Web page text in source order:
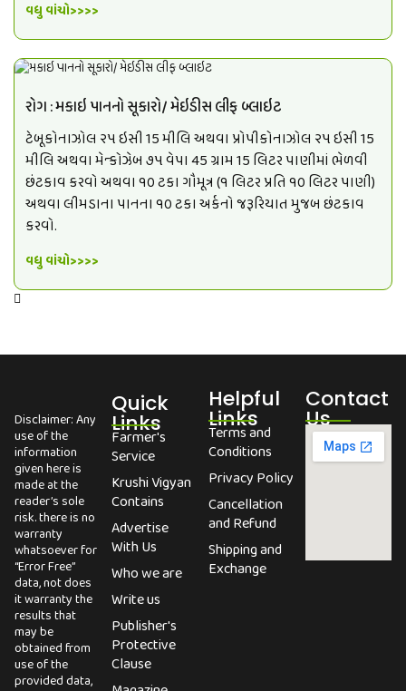
વધુ વાંચો>>>>
રોગ : મકાઇ પાનનો સૂકારો/ મેઇડીસ લીફ બ્લાઇટ
ટેબૂકોનાઝોલ ૨૫ ઇસી 15 મીલિ અથવા પ્રોપીકોનાઝોલ ૨૫ ઇસી 15
મીલિ અથવા મેન્કોઝેબ ૭૫ વેપા 45 ગ્રામ 15 લિટર પાણીમાં ભેળવી
છંટકાવ કરવો અથવા ૧૦ ટકા ગૌમૂત્ર (૧ લિટર પ્રતિ ૧૦ લિટર પાણી)
અથવા લીમડાના પાનના ૧૦ ટકા અર્કનો જરૂરિયાત મુજબ છંટકાવ
કરવો.
વધુ વાંચો>>>>
Disclaimer: Any
use of the
information
given here is
made at the
reader’s sole
risk. there is no
warranty
whatsoever for
“Error Free”
data, not does
it warranty the
results that
may be
obtained from
use of the
provided data,
Quick
Links
Farmer's
Service
Krushi Vigyan
Contains
Advertise
With Us
Who we are
Write us
Publisher's
Protective
Clause
Helpful
Links
Terms and
Conditions
Privacy Policy
Cancellation
and Refund
Shipping and
Exchange
Contact
Us